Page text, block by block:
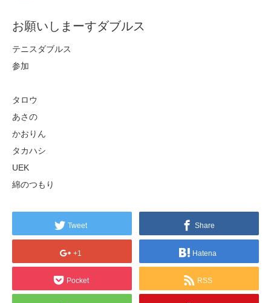
お願いしまーすダブルス
テニスダブルス
参加
タロウ
あさの
かおりん
タカハシ
UEK
綿のつもり
Tweet Share
+1 Hatena
Pocket RSS